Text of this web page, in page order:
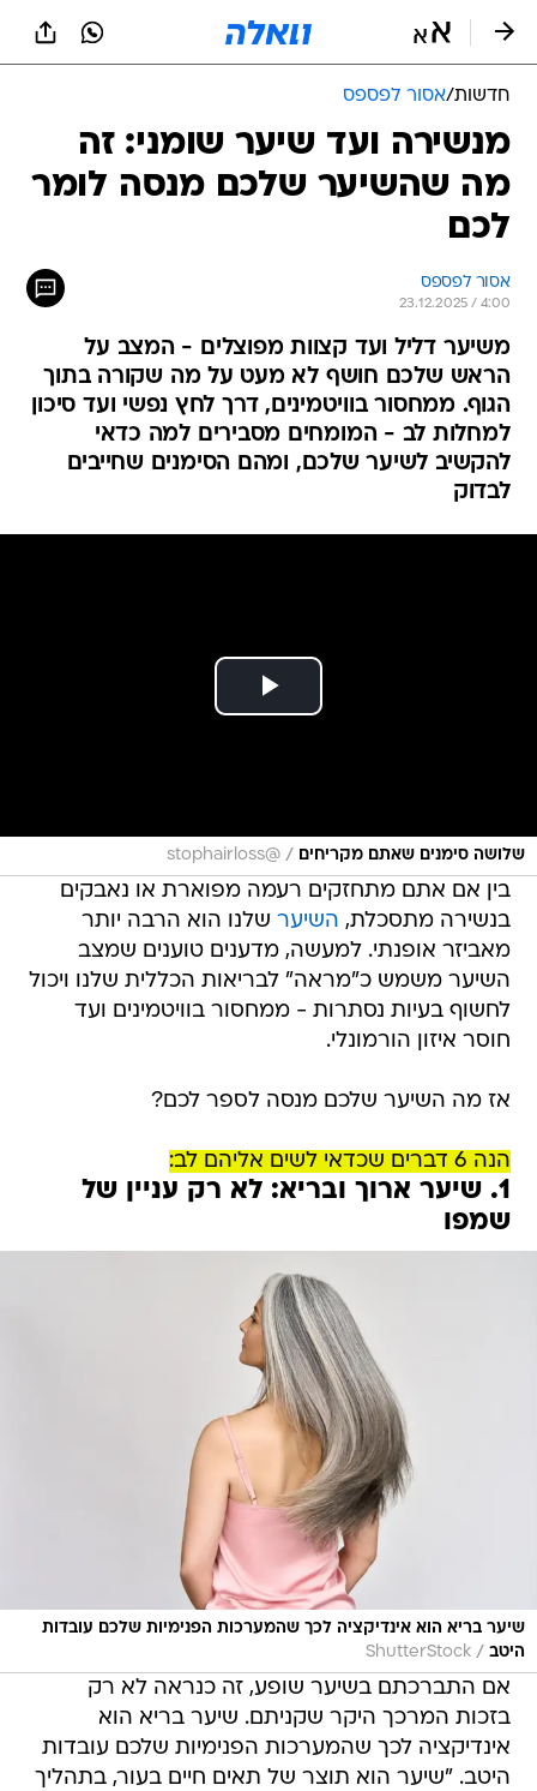
חדשות/אסור לפספס
מנשירה ועד שיער שומני: זה
מה שהשיער שלכם מנסה לומר
לכם
אסור לפספס
23.12.2025 / 4:00
משיער דליל ועד קצוות מפוצלים - המצב על
הראש שלכם חושף לא מעט על מה שקורה בתוך
הגוף. ממחסור בוויטמינים, דרך לחץ נפשי ועד סיכון
למחלות לב - המומחים מסבירים למה כדאי
להקשיב לשיער שלכם, ומהם הסימנים שחייבים
לבדוק
שלושה סימנים שאתם מקריחים /
@stophairloss
בין אם אתם מתחזקים רעמה מפוארת או נאבקים
בנשירה מתסכלת, השיער שלנו הוא הרבה יותר
מאביזר אופנתי. למעשה, מדענים טוענים שמצב
השיער משמש כ"מראה" לבריאות הכללית שלנו ויכול
לחשוף בעיות נסתרות - ממחסור בוויטמינים ועד
חוסר איזון הורמונלי.
אז מה השיער שלכם מנסה לספר לכם?
הנה 6 דברים שכדאי לשים אליהם לב:
1. שיער ארוך ובריא: לא רק עניין של
שמפו
שיער בריא הוא אינדיקציה לכך שהמערכות הפנימיות שלכם עובדות
היטב /
ShutterStock
אם התברכתם בשיער שופע, זה כנראה לא רק
בזכות המרכך היקר שקניתם. שיער בריא הוא
אינדיקציה לכך שהמערכות הפנימיות שלכם עובדות
היטב. "שיער הוא תוצר של תאים חיים בעור, בתהליך